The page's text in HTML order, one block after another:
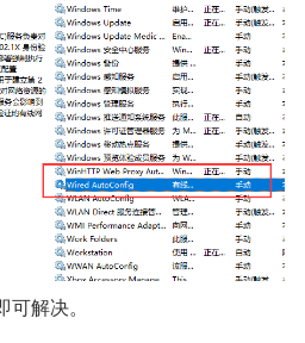
解决。